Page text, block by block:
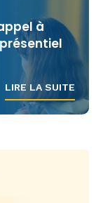
à
LIRE LA SUITE